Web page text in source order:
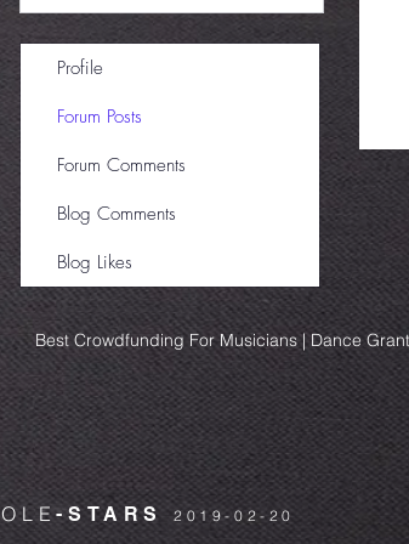
Profile
Forum Posts
Forum Comments
Blog Comments
Blog Likes
Best Crowdfunding For Musicians | Dance
OLE-STARS2019-02-20